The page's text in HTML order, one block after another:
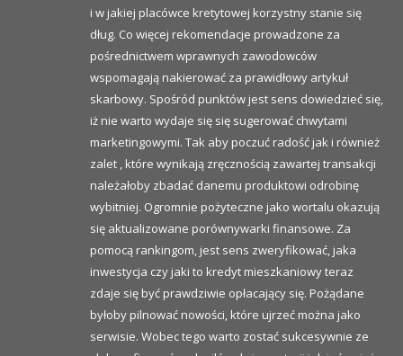
i w jakiej placówce kretytowej korzystny stanie się
dług. Co więcej rekomendacje prowadzone za
pośrednictwem wprawnych zawodowców
wspomagają nakierować za prawidłowy artykuł
skarbowy. Spośród punktów jest sens dowiedzieć się,
iż nie warto wydaje się się sugerować chwytami
marketingowymi. Tak aby poczuć radość jak i również
zalet , które wynikają zręcznością zawartej transakcji
należałoby zbadać danemu produktowi odrobinę
wybitniej. Ogromnie pożyteczne jako wortalu okazują
się aktualizowane porównywarki finansowe. Za
pomocą rankingom, jest sens zweryfikować, jaka
inwestycja czy jaki to kredyt mieszkaniowy teraz
zdaje się być prawdziwie opłacający się. Pożądane
byłoby pilnować nowości, które ujrzeć można jako
serwisie. Wobec tego warto zostać sukcesywnie ze